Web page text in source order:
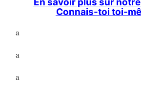
Connais-toi toi-
a
a
a